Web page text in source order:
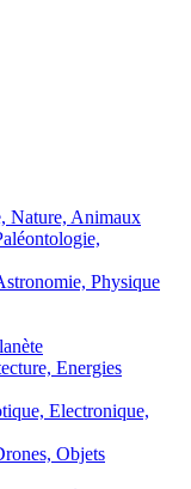
Nature, Animaux
Physique
Energies
Electronique,
Objets